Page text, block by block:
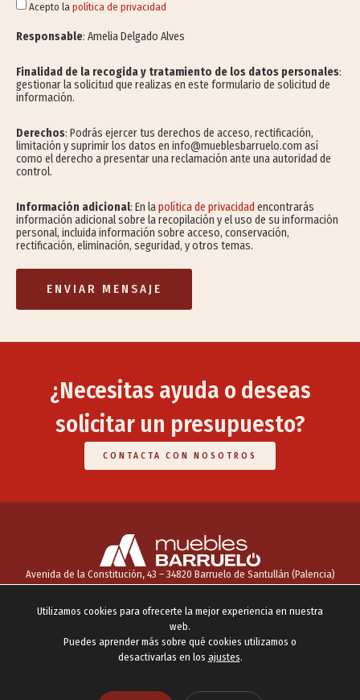
Acepto la política de privacidad
Responsable: Amelia Delgado Alves
Finalidad de la recogida y tratamiento de los datos personales:
gestionar la solicitud que realizas en este formulario de solicitud de
información.
Derechos: Podrás ejercer tus derechos de acceso, rectificación,
limitación y suprimir los datos en info@mueblesbarruelo.com así
como el derecho a presentar una reclamación ante una autoridad de
control.
Información adicional: En lapolítica de privacidad encontrarás
información adicional sobre la recopilación y el uso de su información
personal, incluida información sobre acceso, conservación,
rectificación, eliminación, seguridad, y otros temas.
ENVIAR MENSAJE
¿Necesitas ayuda o deseas
solicitar un presupuesto?
CONTACTA CON NOSOTROS
Avenida de la Constitución, 43 – 34820 Barruelo de Santullán (Palencia)
info@mueblesbarruelo.com693 06 23 95Facebook
POLÍTICA DE COOKIES POLÍTICA DE PRIVACIDAD AJUSTES COOKIES
2026 © Todos los derechos reservados
Utilizamos cookies para ofrecerte la mejor experiencia en nuestra
web.
Puedes aprender más sobre qué cookies utilizamos o
desactivarlas en los ajustes.